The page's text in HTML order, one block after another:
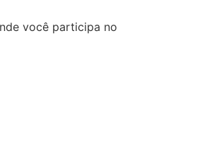
você participa no